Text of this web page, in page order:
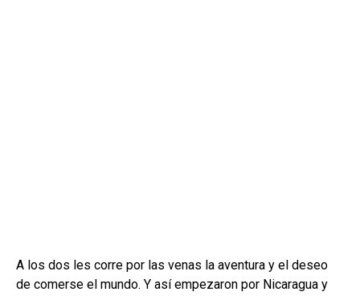
A los dos les corre por las venas la aventura y el deseo
de comerse el mundo. Y así empezaron por Nicaragua y